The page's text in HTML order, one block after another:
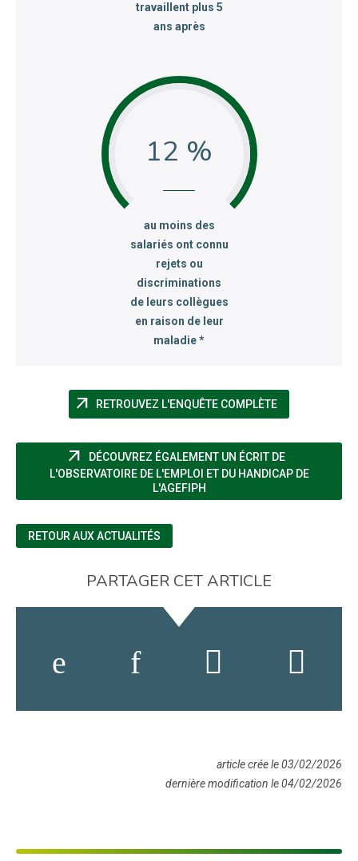
travaillent plus 5
ans après
12 %
:au moins des
salariés ont connu
rejets ou
discriminations
de leurs collègues
en raison de leur
maladie *
arrow_outward RETROUVEZ L'ENQUÊTE COMPLÈTE(NOUVELLE
arrow_outward
DÉCOUVREZ ÉGALEMENT UN ÉCRIT DE
L'OBSERVATOIRE DE L'EMPLOI ET DU HANDICAP DE
L'AGEFIPH(NOUVELLE FENÊTRE)
RETOUR AUX ACTUALITÉS
PARTAGER CET ARTICLE
article crée le 03/02/2026
dernière modification le 04/02/2026